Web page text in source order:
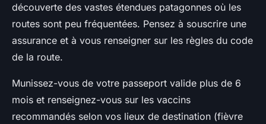
découverte des vastes étendues patagonnes où les
routes sont peu fréquentées. Pensez à souscrire une
assurance et à vous renseigner sur les règles du code
de la route.
Munissez-vous de votre passeport valide plus de 6
mois et renseignez-vous sur les vaccins
recommandés selon vos lieux de destination (fièvre